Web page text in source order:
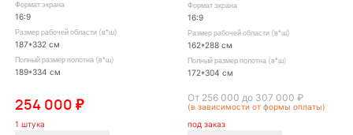
Формат экрана
16:9
Размер рабочей области (в*ш)
187*332 см
Полный размер полотна (в*ш)
189*334 см
254 000 ₽
1 штука
Формат экрана
16:9
Размер рабочей области (в*ш)
162*288 см
Полный размер полотна (в*ш)
172*304 см
От 256 000 до 307 000 ₽
(в зависимости от формы оплаты)
под заказ